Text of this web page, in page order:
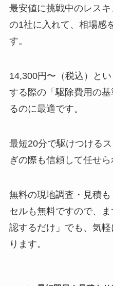
最安値に挑戦中のレス
の1社に入れて、相場感
す。
14,300円〜（税込）と
する際の「駆除費用の
るのに最適です。
最短20分で駆けつける
ぎの際も信頼して任せら
無料の現地調査・見積
セルも無料ですので、
認するだけ」でも、気
ります。